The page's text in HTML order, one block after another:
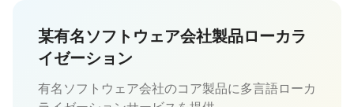
某有名ソフトウェア会社製品ローカラ
イゼーション
有名ソフトウェア会社のコア製品に多言語ローカ